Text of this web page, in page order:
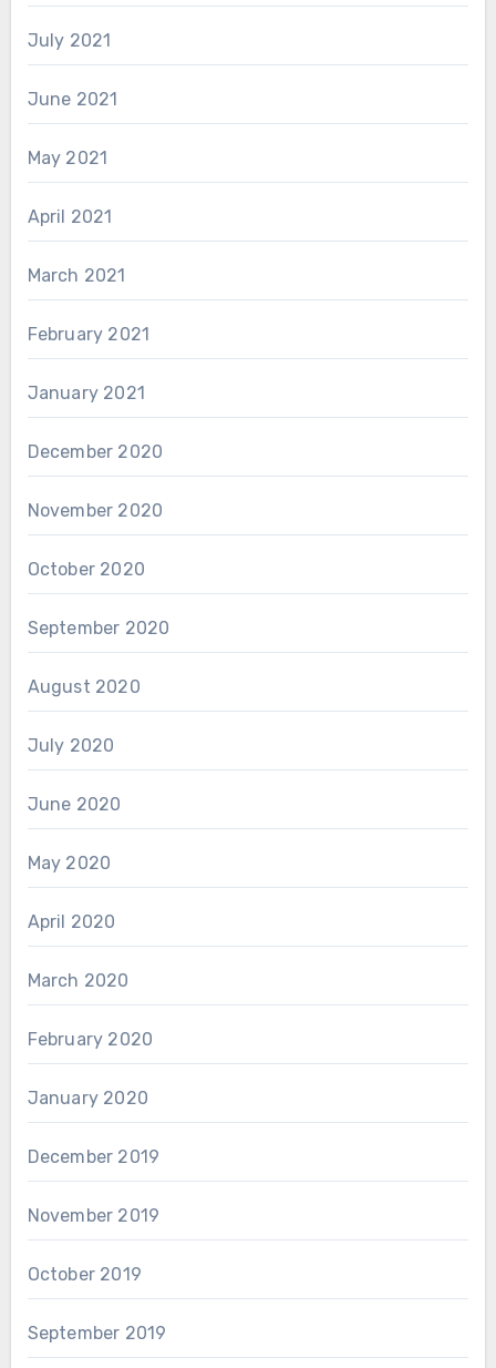
July 2021
June 2021
May 2021
April 2021
March 2021
February 2021
January 2021
December 2020
November 2020
October 2020
September 2020
August 2020
July 2020
June 2020
May 2020
April 2020
March 2020
February 2020
January 2020
December 2019
November 2019
October 2019
September 2019